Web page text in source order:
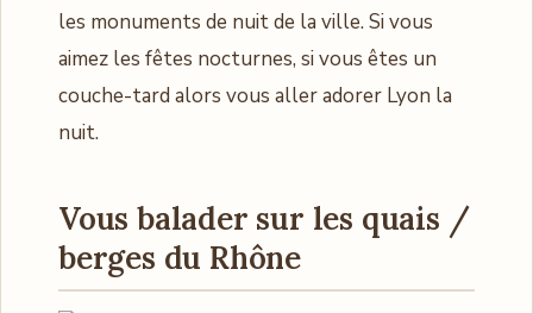
les monuments de nuit de la ville. Si vous
aimez les fêtes nocturnes, si vous êtes un
couche-tard alors vous aller adorer Lyon la
nuit.
Vous balader sur les quais /
berges du Rhône